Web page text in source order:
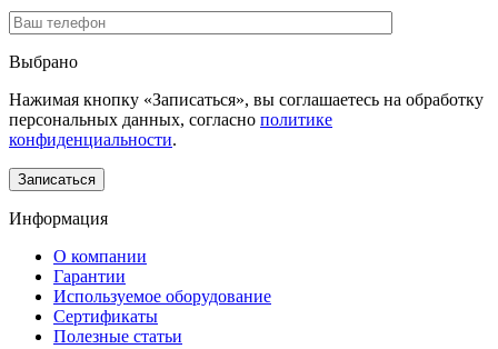
Выбрано
Нажимая кнопку «Записаться», вы соглашаетесь на обработку
персональных данных, согласно политике
конфиденциальности.
Информация
О компании
Гарантии
Используемое оборудование
Сертификаты
Полезные статьи